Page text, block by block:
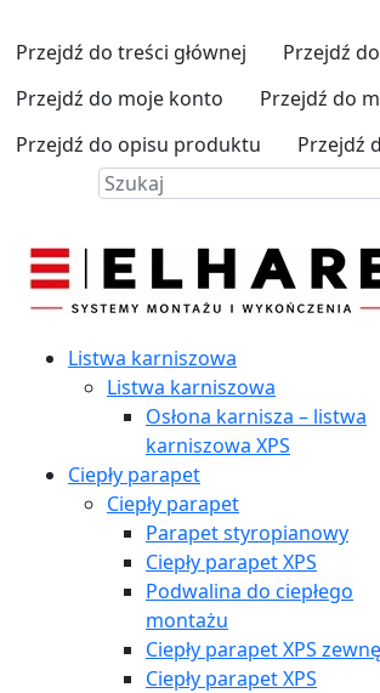
Przejdź do treści głównej
Przejdź
Przejdź do moje konto
Przejdź do
Przejdź do opisu produktu
Przejdź
Listwa karniszowa
Listwa karniszowa
Osłona karnisza – listwa
karniszowa XPS
Ciepły parapet
Ciepły parapet
Parapet styropianowy
Ciepły parapet XPS
Podwalina do ciepłego
montażu
Ciepły parapet XPS
Ciepły parapet XPS